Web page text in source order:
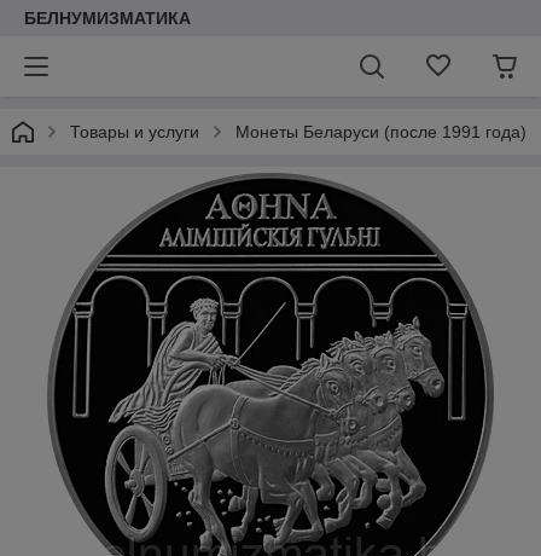
БЕЛНУМИЗМАТИКА
Товары и услуги Монеты Беларуси (после 1991 года)